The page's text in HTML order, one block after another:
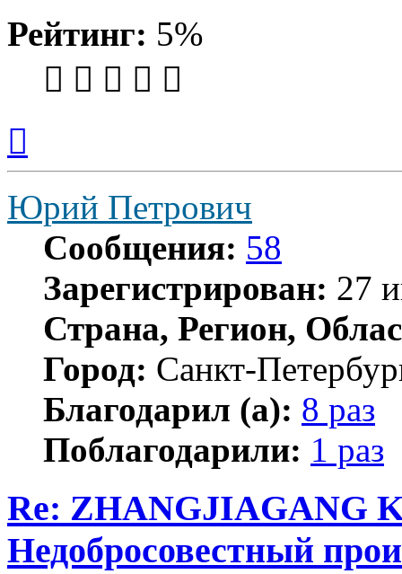
Рейтинг: 5%
началу
Юрий Петрович
Сообщения: 58
Зарегистрирован: 27
Страна, Регион,
Город: Санкт-
Благодарил (а): 8 раз
Поблагодарили: 1 раз
Re: ZHANGJIAGANG
Недобросовестный